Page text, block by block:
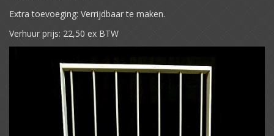
Extra toevoeging: Verrijdbaar te maken.
Verhuur prijs: 22,50 ex BTW